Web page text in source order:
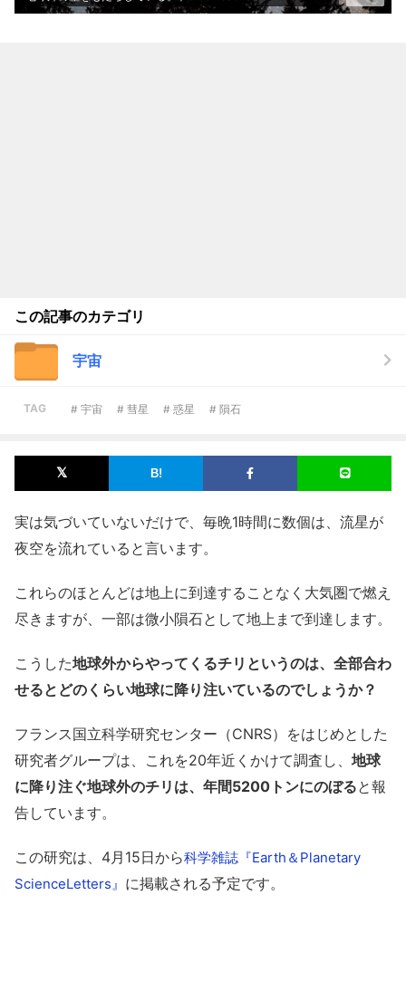
この記事のカテゴリ
宇宙
TAG # 宇宙 # 彗星 # 惑星 # 隕石
実は気づいていないだけで、毎晩1時間に数個は、流星が
夜空を流れていると言います。
これらのほとんどは地上に到達することなく大気圏で燃え
尽きますが、一部は微小隕石として地上まで到達します。
こうした地球外からやってくるチリというのは、全部合わ
せるとどのくらい地球に降り注いているのでしょうか？
フランス国立科学研究センター（CNRS）をはじめとした
研究者グループは、これを20年近くかけて調査し、 地球
に降り注ぐ地球外のチリは、年間5200トンにのぼると報
告しています。
この研究は、4月15日から科学雑誌『Earth＆Planetary
ScienceLetters』 に掲載される予定です。